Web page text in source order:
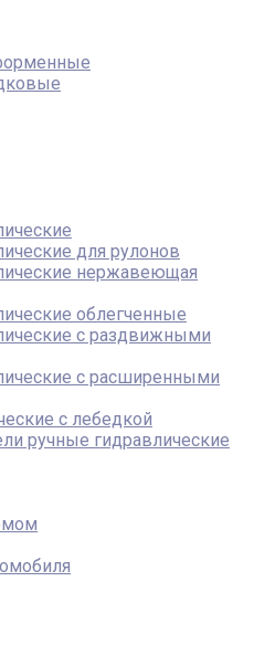
для рулонов
нержавеющая
облегченные
с раздвижными
с расширенными
с лебедкой
ручные гидравлические